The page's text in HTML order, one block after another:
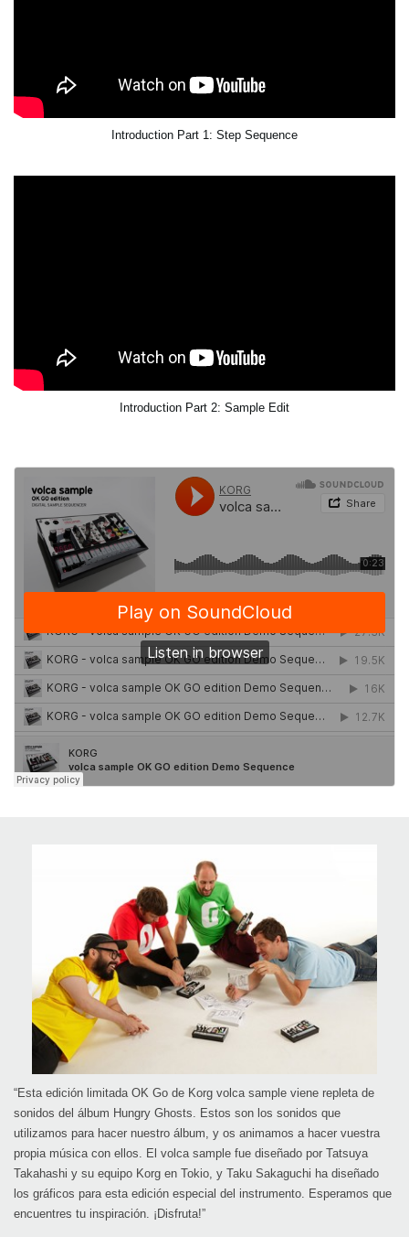
Introduction Part 1: Step Sequence
Introduction Part 2: Sample Edit
“Esta edición limitada OK Go de Korg volca sample viene repleta de
sonidos del álbum Hungry Ghosts. Estos son los sonidos que
utilizamos para hacer nuestro álbum, y os animamos a hacer vuestra
propia música con ellos. El volca sample fue diseñado por Tatsuya
Takahashi y su equipo Korg en Tokio, y Taku Sakaguchi ha diseñado
los gráficos para esta edición especial del instrumento. Esperamos que
encuentres tu inspiración. ¡Disfruta!”